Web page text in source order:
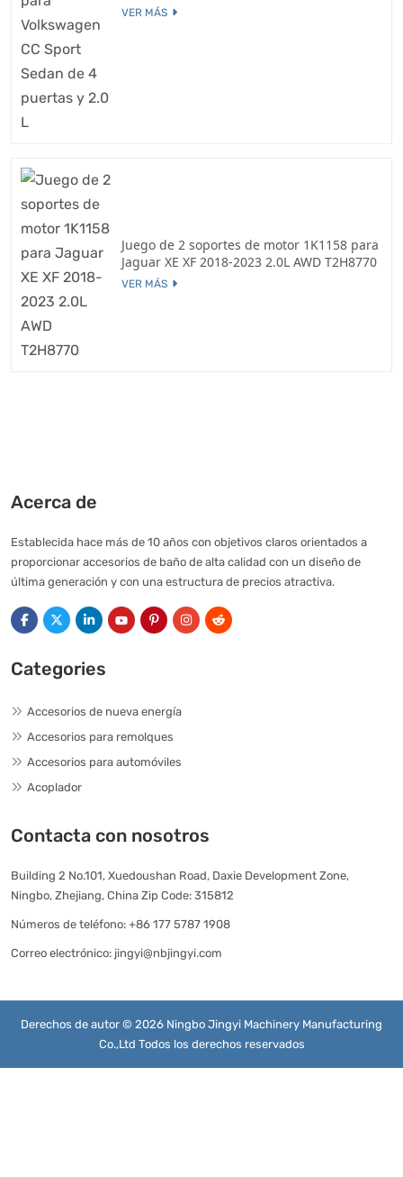
VER MÁS
Juego de 2 soportes de motor 1K1158 para
Jaguar XE XF 2018-2023 2.0L AWD T2H8770
VER MÁS
Acerca de
Establecida hace más de 10 años con objetivos claros orientados a
proporcionar accesorios de baño de alta calidad con un diseño de
última generación y con una estructura de precios atractiva.
Categories
Accesorios de nueva energía
Accesorios para remolques
Accesorios para automóviles
Acoplador
Contacta con nosotros
Building 2 No.101, Xuedoushan Road, Daxie Development Zone,
Ningbo, Zhejiang, China Zip Code: 315812
Números de teléfono: +86 177 5787 1908
Correo electrónico: jingyi@nbjingyi.com
Derechos de autor © 2026 Ningbo Jingyi Machinery Manufacturing
Co.,Ltd Todos los derechos reservados